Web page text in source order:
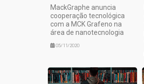
MackGraphe anuncia
cooperação tecnológica
com a MCK Grafeno na
área de nanotecnologia
05/11/2020